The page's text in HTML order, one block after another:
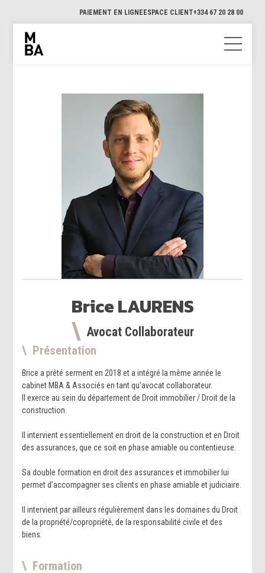
PAIEMENT EN LIGNEESPACE CLIENT+334 67 20 28 00
BriceLAURENS
Avocat Collaborateur
Présentation
Brice a prêté serment en 2018 et a intégré la même année le
cabinet MBA & Associés en tant qu’avocat collaborateur.
Il exerce au sein du département de Droit immobilier / Droit de la
construction.
Il intervient essentiellement en droit de la construction et en Droit
des assurances, que ce soit en phase amiable ou contentieuse.
Sa double formation en droit des assurances et immobilier lui
permet d’accompagner ses clients en phase amiable et judiciaire.
Il intervient par ailleurs régulièrement dans les domaines du Droit
de la propriété/copropriété, de la responsabilité civile et des
biens.
Formation